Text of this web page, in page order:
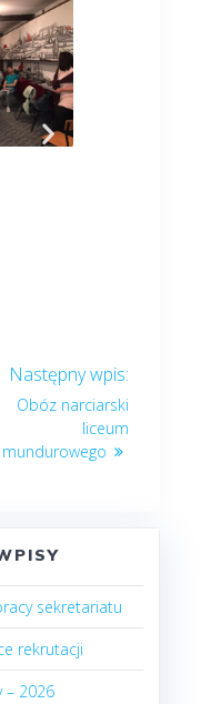
Obóz narciarski
liceum
mundurowego
sekretariatu
rekrutacji
– 2026